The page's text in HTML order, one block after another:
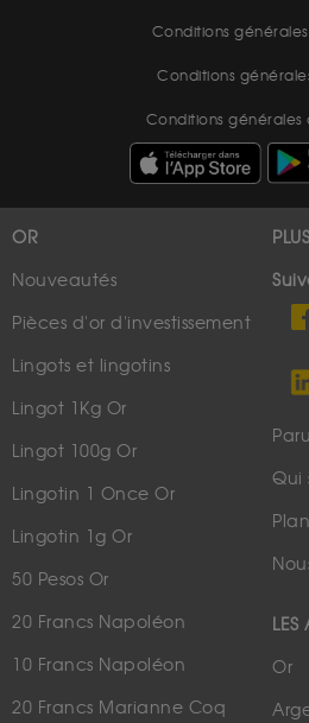
Conditions
Conditions
Conditions générales
OR
Nouveautés
Pièces d'or d'investissement
Lingots et lingotins
Lingot 1Kg Or
Lingot 100g Or
Lingotin 1 Once Or
Lingotin 1g Or
50 Pesos Or
20 Francs Napoléon
10 Francs Napoléon
20 Francs Marianne Coq
Qui
LES
Or